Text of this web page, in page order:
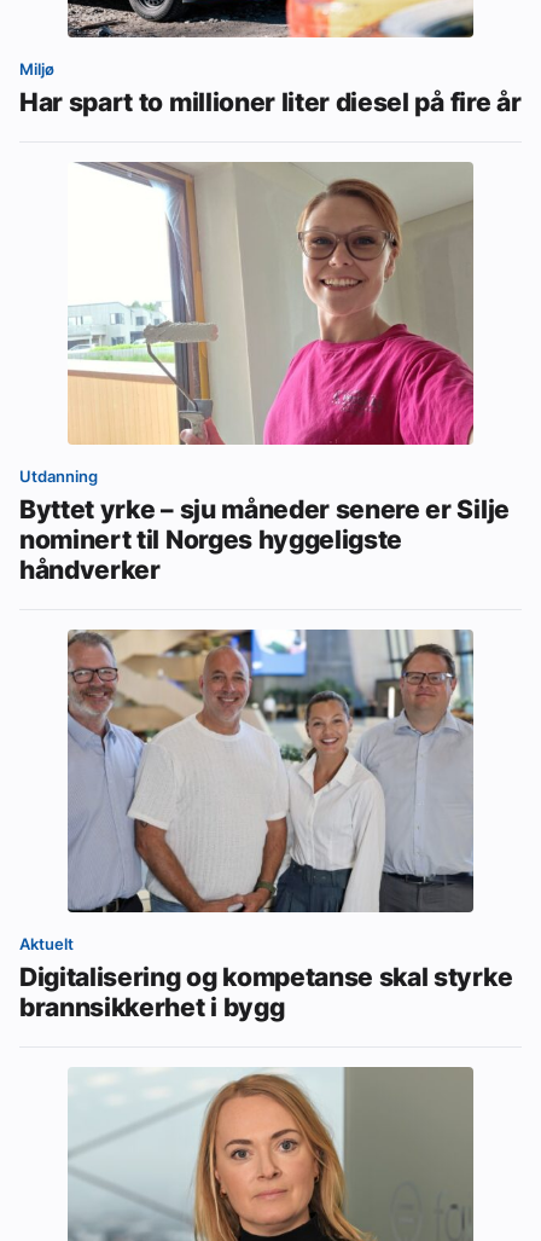
Miljø
Har spart to millioner liter diesel på fire år
Utdanning
Byttet yrke – sju måneder senere er Silje
nominert til Norges hyggeligste
håndverker
Aktuelt
Digitalisering og kompetanse skal styrke
brannsikkerhet i bygg